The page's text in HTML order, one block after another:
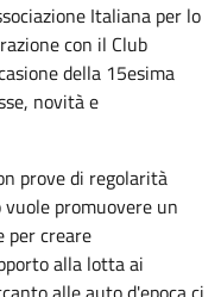
Italiana per lo
con il Club
della 15esima
novità e
prove di regolarità
promuovere un
per creare
alla lotta ai